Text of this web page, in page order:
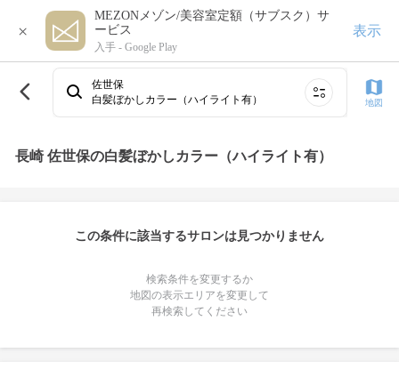
×
MEZONメゾン/美容室定額（サブスク）サ
ービス
入手 - Google Play
表示
佐世保
白髪ぼかしカラー（ハイライト有）
地図
長崎 佐世保の白髪ぼかしカラー（ハイライト有）
この条件に該当するサロンは見つかりません
検索条件を変更するか
地図の表示エリアを変更して
再検索してください